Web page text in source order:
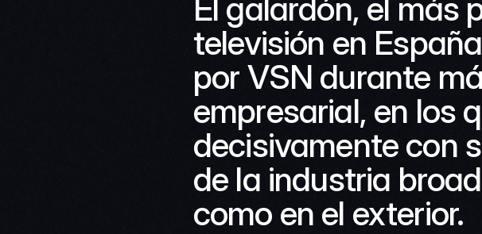
El galardón, el más
televisión en
por VSN durante
empresarial, en los
decisivamente con
de la industria
como en el exterior.